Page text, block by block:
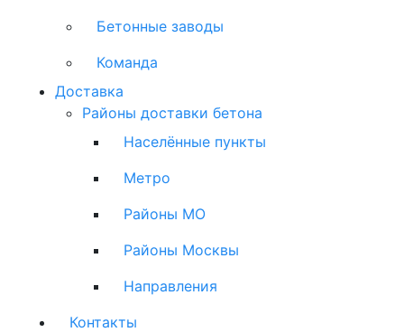
Бетонные заводы
Команда
Доставка
Районы доставки бетона
Населённые пункты
Метро
Районы МО
Районы Москвы
Направления
Контакты